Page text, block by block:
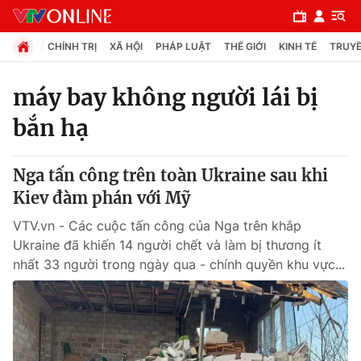
Chuyên mục
Chính trị
Xã hội
Pháp luật
Y tế
Thế giới
CHÍNH TRỊ XÃ HỘI PHÁP LUẬT THẾ GIỚI KINH TẾ
máy bay không người lái bị
bắn hạ
Nga tấn công trên toàn Ukraine sau khi
Kiev đàm phán với Mỹ
VTV.vn - Các cuộc tấn công của Nga trên khắp
Ukraine đã khiến 14 người chết và làm bị thương ít
nhất 33 người trong ngày qua - chính quyền khu vực...